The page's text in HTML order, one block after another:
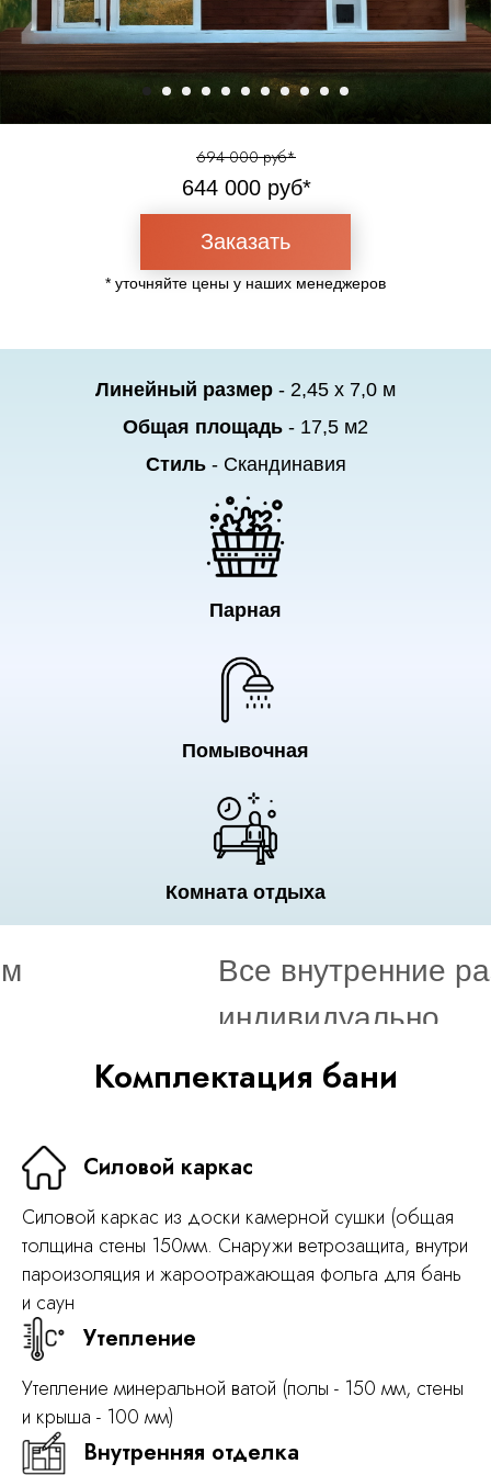
Заказать
694 000 руб*
* уточняйте цены у наших менеджеров
644 000 руб*
Парная
Помывочная
Комната отдыха
Линейный размер - 2,45 х 7,0 м
Общая площадь - 17,5 м2
Стиль- Скандинавия
Все внутренние
индивидуально.
Комплектация бани
Силовой каркас
Силовой каркас из доски камерной сушки (общая
толщина стены 150мм. Снаружи ветрозащита, внутри
пароизоляция и жароотражающая фольга для бань
и саун
Утепление
Утепление минеральной ватой (полы - 150 мм, стены
и крыша - 100 мм)
Внутренняя отделка